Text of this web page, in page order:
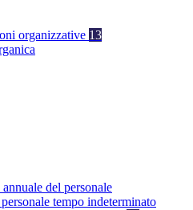
organizzative 13
del personale
tempo indeterminato